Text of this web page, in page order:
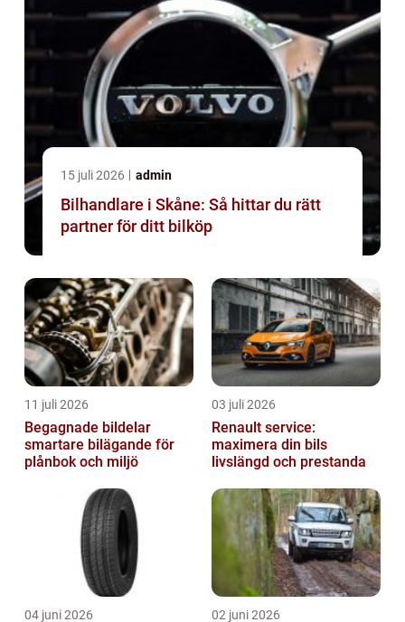
15 juli 2026 admin
Bilhandlare i Skåne: Så hittar du rätt
partner för ditt bilköp
11 juli 2026
Begagnade bildelar
smartare bilägande för
plånbok och miljö
03 juli 2026
Renault service:
maximera din bils
livslängd och prestanda
04 juni 2026 02 juni 2026